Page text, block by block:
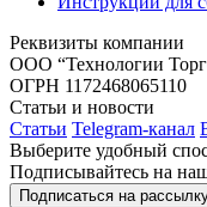
Реквизиты компании
ООО “Технологии
ОГРН 1172468065110
Статьи и новости
Статьи Telegram-канал
Выберите удобный
Подписывайтесь на
Подписаться на